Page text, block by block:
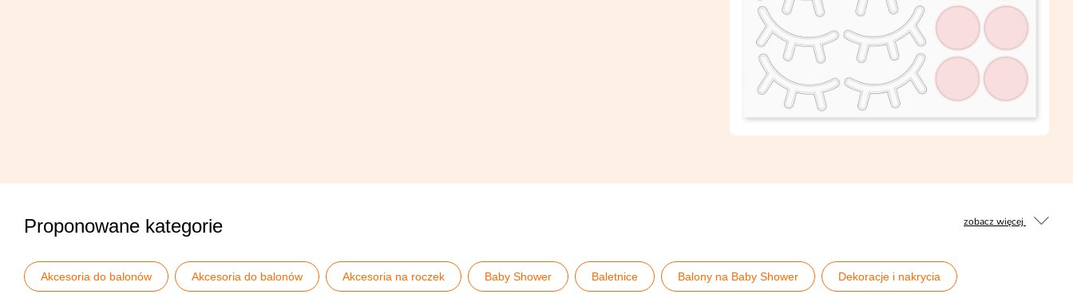
zobacz więcej
Proponowane kategorie
Akcesoria do balonów Akcesoria do balonów Akcesoria na roczek Baby Shower Baletnice Balony na Baby Shower Dekoracje i nakrycia